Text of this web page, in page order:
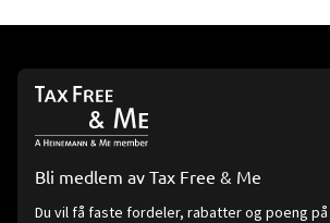
Bli medlem av Tax Free & Me
Du vil få faste fordeler, rabatter og poeng på